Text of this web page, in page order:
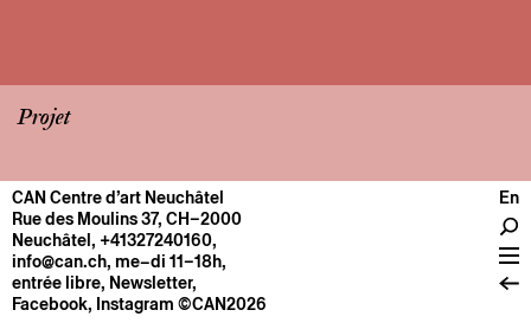
Projet
CENTRE
Infos pratiques
Fonctionnement
À propos
CAN Centre d’art Neuchâtel
Rue des Moulins 37, CH–2000
Neuchâtel, +41327240160,
info@can.ch, me–di 11–18h,
entrée libre, Newsletter,
Facebook, Instagram ©CAN2026
En